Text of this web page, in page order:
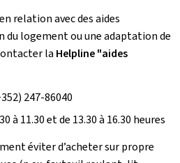
relation avec des aides
du logement ou une adaptation de
la Helpline "aides
247-86040
à 11.30 et de 13.30 à 16.30 heures
éviter d’acheter sur propre